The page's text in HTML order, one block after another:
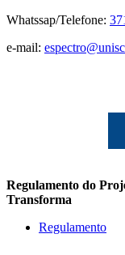
Whatssap/Telefone:
e-mail:
Regulamento do
Transforma
Regulamento